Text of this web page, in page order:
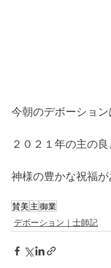
今朝のデボーショ
２０２１年の主の
神様の豊かな祝福
賛美 主御業
デボーション｜士師記